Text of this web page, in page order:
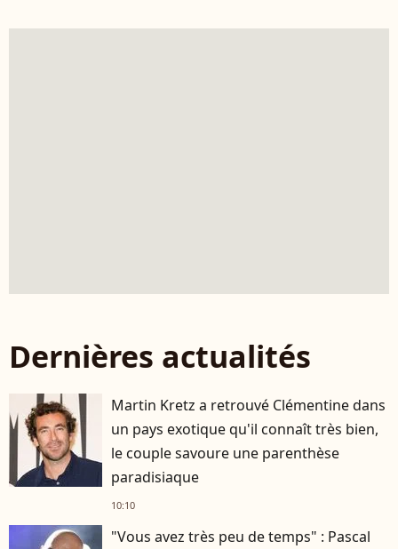
Dernières actualités
Martin Kretz a retrouvé Clémentine dans
un pays exotique qu'il connaît très bien,
le couple savoure une parenthèse
paradisiaque
10:10
"Vous avez très peu de temps" : Pascal